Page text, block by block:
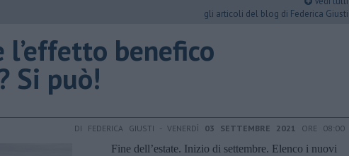
gli articoli del blog di Federica Giusti
l’effetto benefico
Si può!
DI FEDERICA GIUSTI - VENERDÌ 03 SETTEMBRE 2021 ORE 08:00
Fine dell’estate. Inizio di settembre. Elenco i nuovi